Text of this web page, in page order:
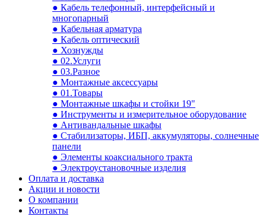
● Кабель телефонный, интерфейсный и
многопарный
● Кабельная арматура
● Кабель оптический
● Хознужды
● 02.Услуги
● 03.Разное
● Монтажные аксессуары
● 01.Товары
● Монтажные шкафы и стойки 19"
● Инструменты и измерительное оборудование
● Антивандальные шкафы
● Стабилизаторы, ИБП, аккумуляторы, солнечные
панели
● Элементы коаксиального тракта
● Электроустановочные изделия
Оплата и доставка
Акции и новости
О компании
Контакты